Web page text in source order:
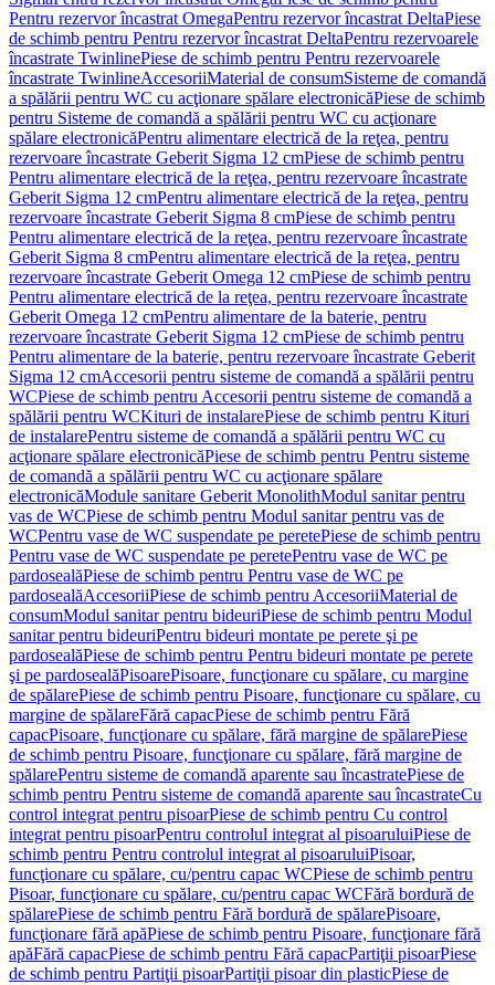
Pentru rezervor încastrat OmegaPentru rezervor încastrat DeltaPiese
de schimb pentru Pentru rezervor încastrat DeltaPentru rezervoarele
încastrate TwinlinePiese de schimb pentru Pentru rezervoarele
încastrate TwinlineAccesoriiMaterial de consumSisteme de comandă
a spălării pentru WC cu acţionare spălare electronicăPiese de schimb
pentru Sisteme de comandă a spălării pentru WC cu acţionare
spălare electronicăPentru alimentare electrică de la reţea, pentru
rezervoare încastrate Geberit Sigma 12 cmPiese de schimb pentru
Pentru alimentare electrică de la reţea, pentru rezervoare încastrate
Geberit Sigma 12 cmPentru alimentare electrică de la reţea, pentru
rezervoare încastrate Geberit Sigma 8 cmPiese de schimb pentru
Pentru alimentare electrică de la reţea, pentru rezervoare încastrate
Geberit Sigma 8 cmPentru alimentare electrică de la reţea, pentru
rezervoare încastrate Geberit Omega 12 cmPiese de schimb pentru
Pentru alimentare electrică de la reţea, pentru rezervoare încastrate
Geberit Omega 12 cmPentru alimentare de la baterie, pentru
rezervoare încastrate Geberit Sigma 12 cmPiese de schimb pentru
Pentru alimentare de la baterie, pentru rezervoare încastrate Geberit
Sigma 12 cmAccesorii pentru sisteme de comandă a spălării pentru
WCPiese de schimb pentru Accesorii pentru sisteme de comandă a
spălării pentru WCKituri de instalarePiese de schimb pentru Kituri
de instalarePentru sisteme de comandă a spălării pentru WC cu
acţionare spălare electronicăPiese de schimb pentru Pentru sisteme
de comandă a spălării pentru WC cu acţionare spălare
electronicăModule sanitare Geberit MonolithModul sanitar pentru
vas de WCPiese de schimb pentru Modul sanitar pentru vas de
WCPentru vase de WC suspendate pe peretePiese de schimb pentru
Pentru vase de WC suspendate pe peretePentru vase de WC pe
pardosealăPiese de schimb pentru Pentru vase de WC pe
pardosealăAccesoriiPiese de schimb pentru AccesoriiMaterial de
consumModul sanitar pentru bideuriPiese de schimb pentru Modul
sanitar pentru bideuriPentru bideuri montate pe perete şi pe
pardosealăPiese de schimb pentru Pentru bideuri montate pe perete
şi pe pardosealăPisoarePisoare, funcţionare cu spălare, cu margine
de spălarePiese de schimb pentru Pisoare, funcţionare cu spălare, cu
margine de spălareFără capacPiese de schimb pentru Fără
capacPisoare, funcţionare cu spălare, fără margine de spălarePiese
de schimb pentru Pisoare, funcţionare cu spălare, fără margine de
spălarePentru sisteme de comandă aparente sau încastratePiese de
schimb pentru Pentru sisteme de comandă aparente sau încastrateCu
control integrat pentru pisoarPiese de schimb pentru Cu control
integrat pentru pisoarPentru controlul integrat al pisoaruluiPiese de
schimb pentru Pentru controlul integrat al pisoaruluiPisoar,
funcţionare cu spălare, cu/pentru capac WCPiese de schimb pentru
Pisoar, funcţionare cu spălare, cu/pentru capac WCFără bordură de
spălarePiese de schimb pentru Fără bordură de spălarePisoare,
funcţionare fără apăPiese de schimb pentru Pisoare, funcţionare fără
apăFără capacPiese de schimb pentru Fără capacPartiţii pisoarPiese
de schimb pentru Partiţii pisoarPartiţii pisoar din plasticPiese de